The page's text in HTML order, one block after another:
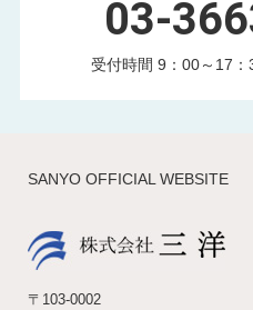
03-
受付時間 9：00～17：
SANYO OFFICIAL WEBSITE
〒103-0002